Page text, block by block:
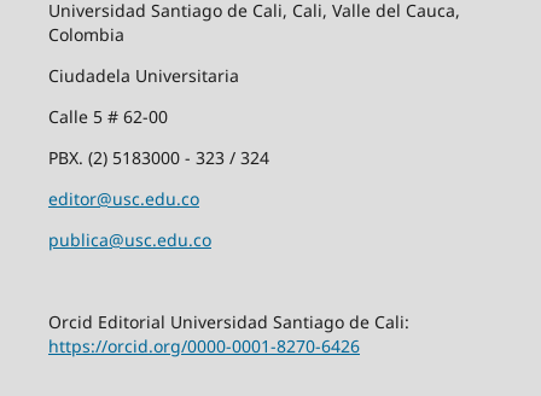
Universidad Santiago de Cali, Cali, Valle del Cauca,
Colombia
Ciudadela Universitaria
Calle 5 # 62-00
PBX. (2) 5183000 - 323 / 324
editor@usc.edu.co
publica@usc.edu.co
Orcid Editorial Universidad Santiago de Cali:
https://orcid.org/0000-0001-8270-6426